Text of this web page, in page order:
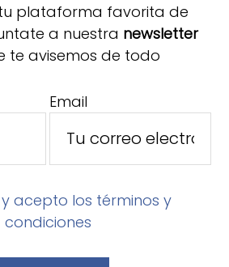
plataforma favorita de
a nuestra newsletter
te avisemos de todo
Email
acepto los términos y
condiciones